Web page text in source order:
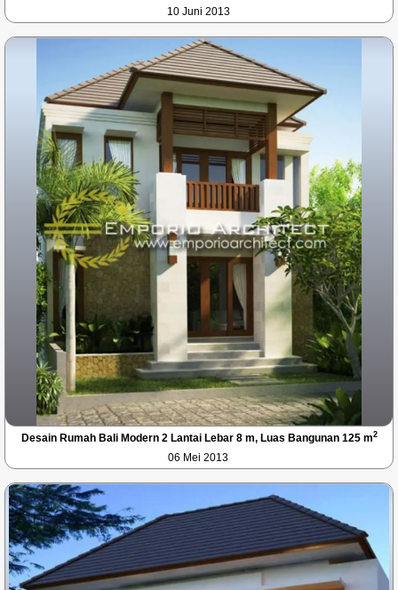
10 Juni 2013
Desain Rumah Bali Modern 2 Lantai Lebar 8 m, Luas Bangunan 125 m2
06 Mei 2013